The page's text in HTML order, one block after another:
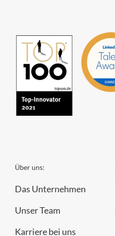
Über uns:
Das Unternehmen
Unser Team
Karriere bei uns